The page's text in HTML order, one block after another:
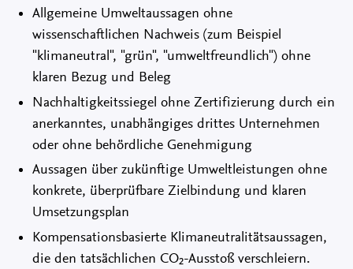
Allgemeine Umweltaussagen ohne
wissenschaftlichen Nachweis (zum Beispiel
"klimaneutral", "grün", "umweltfreundlich") ohne
klaren Bezug und Beleg
Nachhaltigkeitssiegel ohne Zertifizierung durch ein
anerkanntes, unabhängiges drittes Unternehmen
oder ohne behördliche Genehmigung
Aussagen über zukünftige Umweltleistungen ohne
konkrete, überprüfbare Zielbindung und klaren
Umsetzungsplan
Kompensationsbasierte Klimaneutralitätsaussagen,
die den tatsächlichen CO₂-Ausstoß verschleiern.